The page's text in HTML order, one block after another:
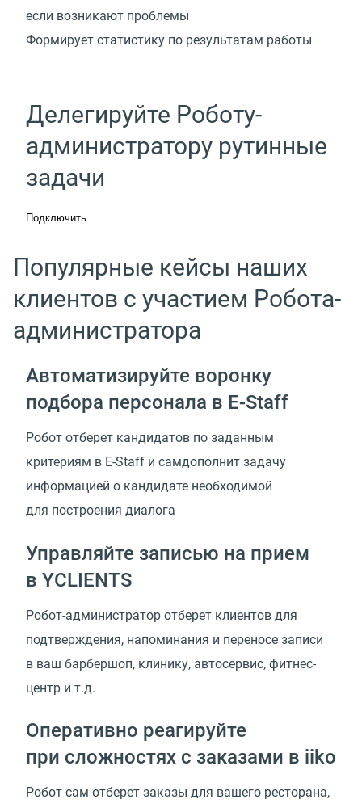
если возникают проблемы
Формирует статистику по результатам работы
Делегируйте Роботу-
администратору рутинные
задачи
Подключить
Популярные кейсы наших
клиентов с участием Робота-
администратора
Автоматизируйте воронку
подбора персонала в E-Staff
Робот отберет кандидатов по заданным
критериям в E-Staff и самдополнит задачу
информацией о кандидате необходимой
для построения диалога
Управляйте записью на прием
в YCLIENTS
Робот-администратор отберет клиентов для
подтверждения, напоминания и переносе записи
в ваш барбершоп, клинику, автосервис, фитнес-
центр и т.д.
Оперативно реагируйте
при сложностях с заказами в iiko
Робот сам отберет заказы для вашего ресторана,